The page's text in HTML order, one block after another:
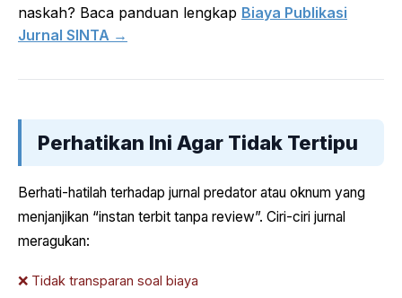
naskah? Baca panduan lengkap Biaya Publikasi
Jurnal SINTA →
Perhatikan Ini Agar Tidak Tertipu
Berhati-hatilah terhadap jurnal predator atau oknum yang
menjanjikan “instan terbit tanpa review”. Ciri-ciri jurnal
meragukan:
❌ Tidak transparan soal biaya